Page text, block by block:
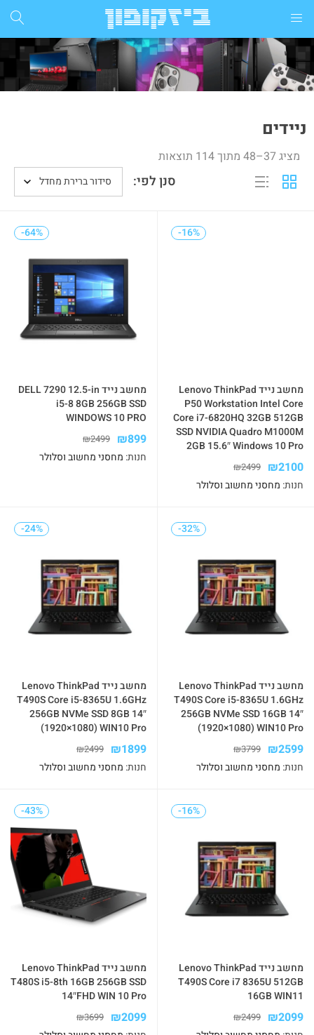
התחבר
התחבר
שכחת סיסמא?
ניידים
מציג 37–48 מתוך 114 תוצאות
סנן לפי: סידור ברירת מחדל
-16%
מחשב נייד Lenovo ThinkPad
P50 Workstation Intel Core
Core i7-6820HQ 32GB 512GB
SSD NVIDIA Quadro M1000M
2GB 15.6″ Windows 10 Pro
₪2100
₪2499
חנות: מחסני מחשוב וסלולר
-64%
מחשב נייד DELL 7290 12.5-in
i5-8 8GB 256GB SSD
WINDOWS 10 PRO
₪899
₪2499
חנות: מחסני מחשוב וסלולר
-32%
מחשב נייד Lenovo ThinkPad
T490S Core i5-8365U 1.6GHz
256GB NVMe SSD 16GB 14″
(1920×1080) WIN10 Pro
₪2599
₪3799
חנות: מחסני מחשוב וסלולר
-24%
מחשב נייד Lenovo ThinkPad
T490S Core i5-8365U 1.6GHz
256GB NVMe SSD 8GB 14″
(1920×1080) WIN10 Pro
₪1899
₪2499
חנות: מחסני מחשוב וסלולר
-16%
מחשב נייד Lenovo ThinkPad
T490S Core i7 8365U 512GB
16GB WIN11
₪2099
₪2499
-43%
מחשב נייד Lenovo ThinkPad
T480S i5-8th 16GB 256GB SSD
14″FHD WIN 10 Pro
₪2099
₪3699